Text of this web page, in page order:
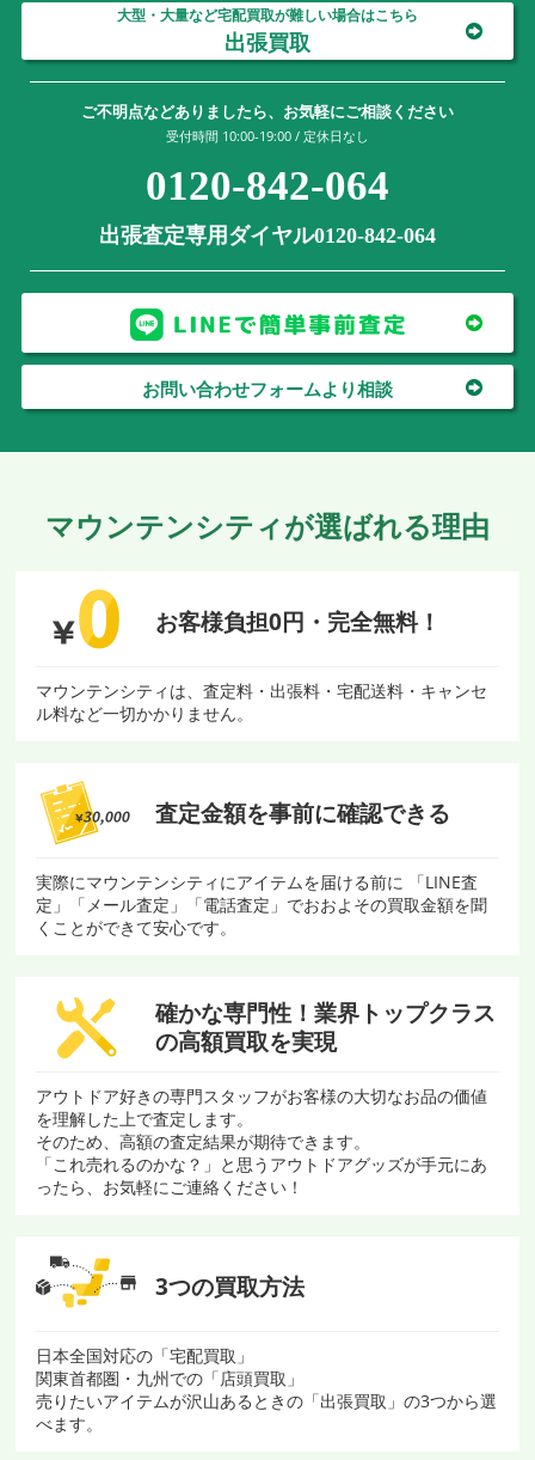
大型・大量など宅配買取が難しい場合はこちら
出張買取
ご不明点などありましたら、お気軽にご相談ください
受付時間 10:00-19:00 / 定休日なし
0120-842-064
出張査定専用ダイヤル0120-842-064
お問い合わせフォームより相談
マウンテンシティが選ばれる理由
お客様負担0円・ 完全無料！
マウンテンシティは、査定料・出張料・宅配送料・キャンセ
ル料など一切かかりません。
査定金額を事前に確認できる
実際にマウンテンシティにアイテムを届ける前に 「LINE査
定」「メール査定」「電話査定」でおおよその買取金額を聞
くことができて安心です。
確かな専門性！ 業界トップクラス
の高額買取を実現
アウトドア好きの専門スタッフがお客様の大切なお品の価値
を理解した上で査定します。
そのため、高額の査定結果が期待できます。
「これ売れるのかな？」と思うアウトドアグッズが手元にあ
ったら、お気軽にご連絡ください！
3つの買取方法
日本全国対応の「宅配買取」
関東首都圏・九州での「店頭買取」
売りたいアイテムが沢山あるときの「出張買取」の3つから選
べます。